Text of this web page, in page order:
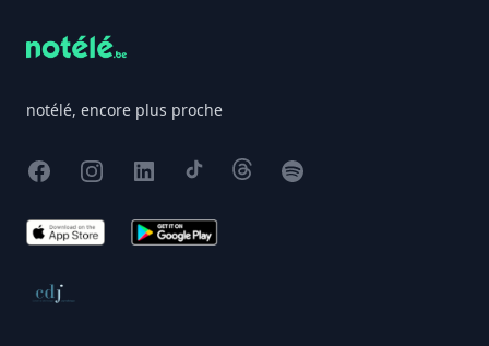
notélé, encore plus proche
FacebookInstagram
X TikTokThreadsSpotify
App Store Google Play
Conseil de déontologie journalistique